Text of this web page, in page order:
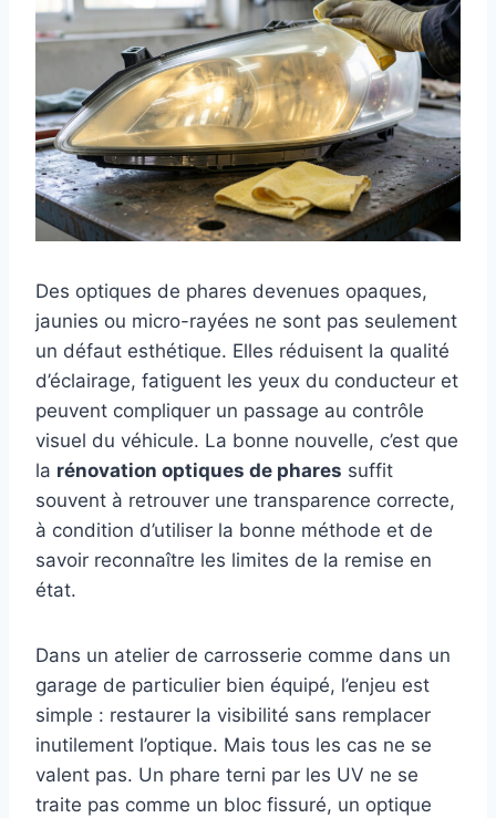
Des optiques de phares devenues opaques,
jaunies ou micro-rayées ne sont pas seulement
un défaut esthétique. Elles réduisent la qualité
d’éclairage, fatiguent les yeux du conducteur et
peuvent compliquer un passage au contrôle
visuel du véhicule. La bonne nouvelle, c’est que
la rénovation optiques de phares suffit
souvent à retrouver une transparence correcte,
à condition d’utiliser la bonne méthode et de
savoir reconnaître les limites de la remise en
état.
Dans un atelier de carrosserie comme dans un
garage de particulier bien équipé, l’enjeu est
simple : restaurer la visibilité sans remplacer
inutilement l’optique. Mais tous les cas ne se
valent pas. Un phare terni par les UV ne se
traite pas comme un bloc fissuré, un optique